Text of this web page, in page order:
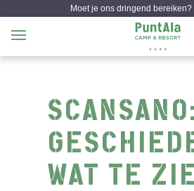
Moet je ons dringend bereiken?
SCANSANO:
WAT TE